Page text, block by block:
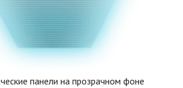
панели на прозрачном фоне